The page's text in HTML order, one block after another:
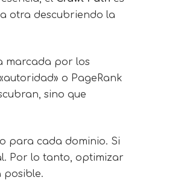
otra descubriendo la
marcada por los
o PageRank
sino que
para cada dominio. Si
Por lo tanto, optimizar
posible.